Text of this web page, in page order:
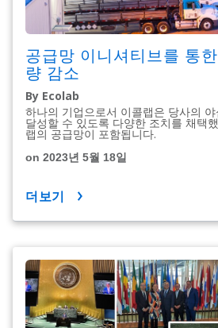
공급망 이니셔티브를 통
량 감소
By Ecolab
하나의 기업으로서 이콜랩은 당사의
달성할 수 있도록 다양한 조치를 채택
랩의 공급망이 포함됩니다.
on 2023년 5월 18일
더보기